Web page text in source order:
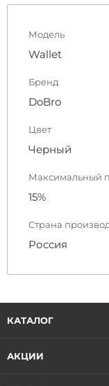
Модель
Wallet
Бренд
DoBro
Цвет
Черный
Максимальный
15%
Страна
Россия
КАТАЛОГ
АКЦИИ